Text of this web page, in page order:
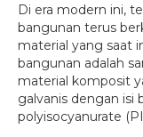
Di era modern ini,
bangunan terus
material yang saat
bangunan adalah
material komposit
galvanis dengan isi
polyisocyanurate